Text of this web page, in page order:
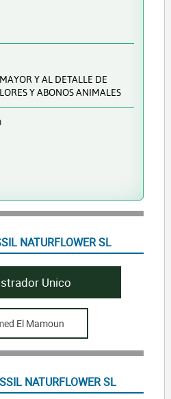
Y AL DETALLE DE
Y ABONOS ANIMALES
NATURFLOWER SL
Unico
El Mamoun
NATURFLOWER SL